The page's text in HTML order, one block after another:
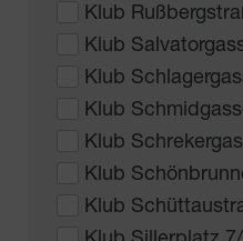
Klub
Klub
Klub
Klub
Klub
Klub
Klub